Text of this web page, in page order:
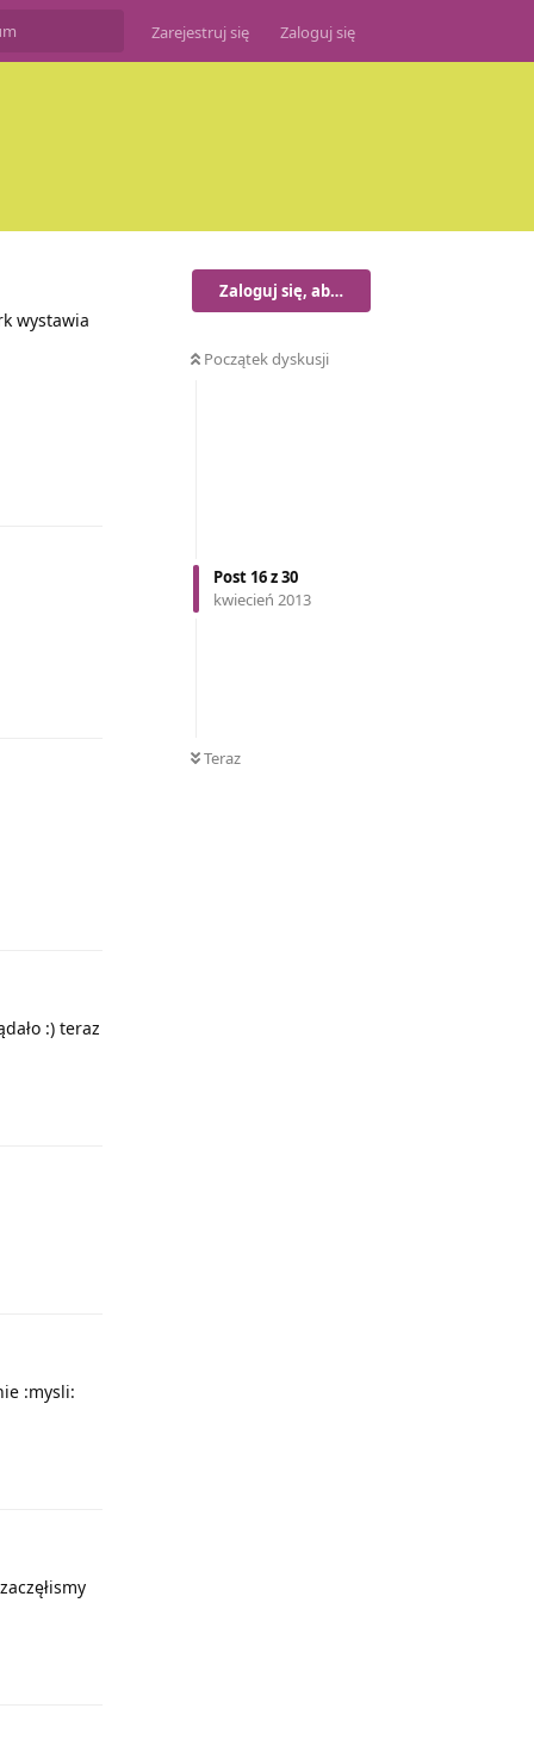
Zarejestruj się Zaloguj się
Zaloguj się, aby odpisać
Początek dyskusji
Post 16z30
kwiecień 2013
Teraz
wystawia
:) teraz
:mysli: